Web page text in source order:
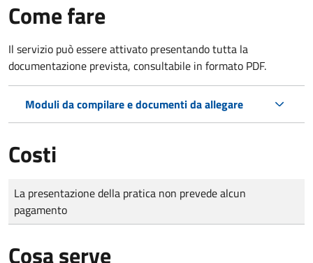
Come fare
Il servizio può essere attivato presentando tutta la
documentazione prevista, consultabile in formato PDF.
Moduli da compilare e documenti da allegare
Costi
Tipo di pagamento
Importo
La presentazione della pratica non prevede alcun
pagamento
Cosa serve